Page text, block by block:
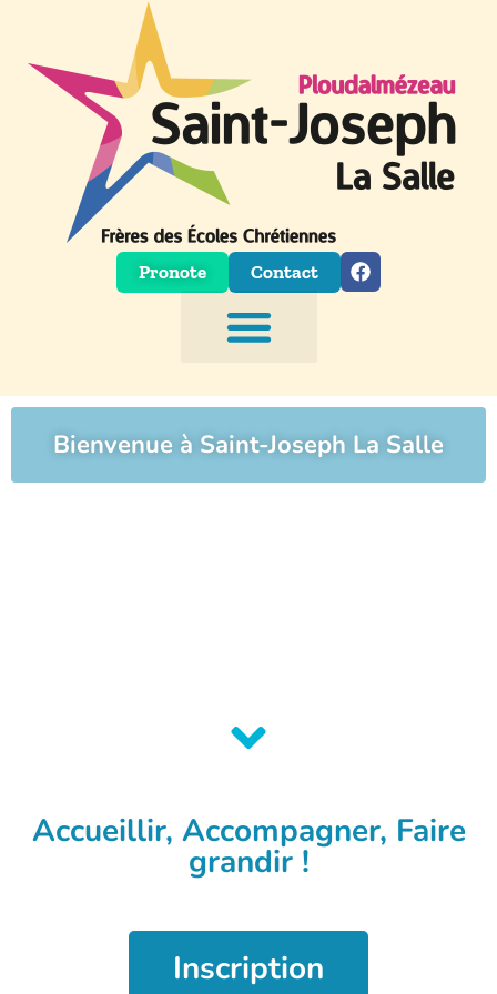
Aller
Pronote Contact
Bienvenue à Saint-Joseph La Salle
Accueillir, Accompagner, Faire
grandir !
Inscription